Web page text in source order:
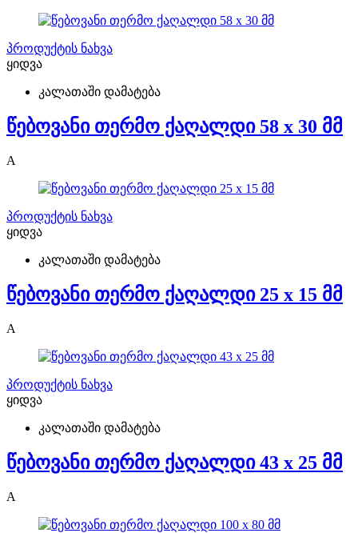
პროდუქტის ნახვა
ყიდვა
კალათაში დამატება
წებოვანი თერმო ქაღალდი 58 x 30 მმ
A
პროდუქტის ნახვა
ყიდვა
კალათაში დამატება
წებოვანი თერმო ქაღალდი 25 x 15 მმ
A
პროდუქტის ნახვა
ყიდვა
კალათაში დამატება
წებოვანი თერმო ქაღალდი 43 x 25 მმ
A